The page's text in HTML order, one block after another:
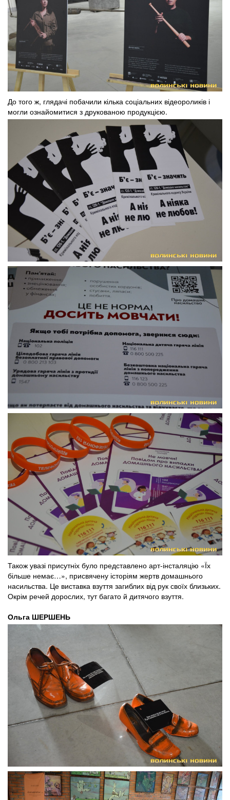
До того ж, глядачі побачили кілька соціальних відеороликів і
могли ознайомитися з друкованою продукцією.
Також увазі присутніх було представлено арт-інсталяцію «Їх
більше немає…», присвячену історіям жертв домашнього
насильства. Це виставка взуття загиблих від рук своїх близьких.
Окрім речей дорослих, тут багато й дитячого взуття.
Ольга ШЕРШЕНЬ